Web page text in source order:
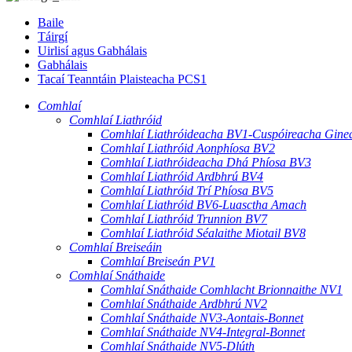
Baile
Táirgí
Uirlisí agus Gabhálais
Gabhálais
Tacaí Teanntáin Plaisteacha PCS1
Comhlaí
Comhlaí Liathróid
Comhlaí Liathróideacha BV1-Cuspóireacha
Comhlaí Liathróid Aonphíosa BV2
Comhlaí Liathróideacha Dhá Phíosa BV3
Comhlaí Liathróid Ardbhrú BV4
Comhlaí Liathróid Trí Phíosa BV5
Comhlaí Liathróid BV6-Luasctha Amach
Comhlaí Liathróid Trunnion BV7
Comhlaí Liathróid Séalaithe Miotail BV8
Comhlaí Breiseáin
Comhlaí Breiseán PV1
Comhlaí Snáthaide
Comhlaí Snáthaide Comhlacht Brionnaithe NV1
Comhlaí Snáthaide Ardbhrú NV2
Comhlaí Snáthaide NV3-Aontais-Bonnet
Comhlaí Snáthaide NV4-Integral-Bonnet
Comhlaí Snáthaide NV5-Dlúth